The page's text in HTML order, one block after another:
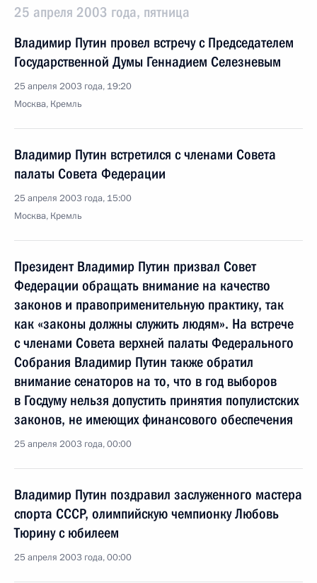
25 апреля 2003 года, пятница
Владимир Путин провел встречу с Председателем
Государственной Думы Геннадием Селезневым
25 апреля 2003 года, 19:20
Москва, Кремль
Владимир Путин встретился с членами Совета
палаты Совета Федерации
25 апреля 2003 года, 15:00
Москва, Кремль
Президент Владимир Путин призвал Совет
Федерации обращать внимание на качество
законов и правоприменительную практику, так
как «законы должны служить людям». На встрече
с членами Совета верхней палаты Федерального
Собрания Владимир Путин также обратил
внимание сенаторов на то, что в год выборов
в Госдуму нельзя допустить принятия популистских
законов, не имеющих финансового обеспечения
25 апреля 2003 года, 00:00
Владимир Путин поздравил заслуженного мастера
спорта СССР, олимпийскую чемпионку Любовь
Тюрину с юбилеем
25 апреля 2003 года, 00:00